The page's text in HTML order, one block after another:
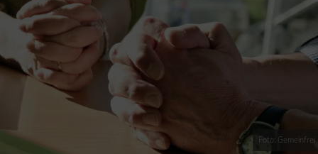
Foto: Gemeinfrei